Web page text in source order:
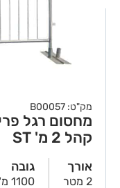
מק"ט: B00057
מחסום רגל
קהל 2 מ' ST
אורך
2 מטר
גובה
1100 מ"מ